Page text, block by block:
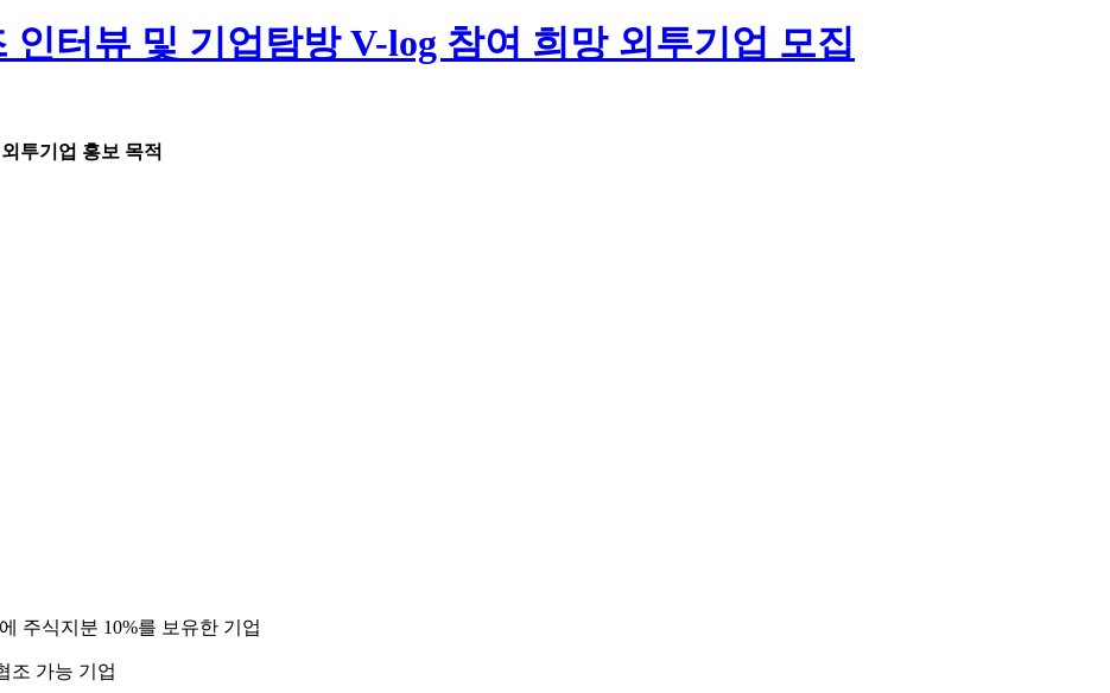
인터뷰 및 기업탐방 V-log 참여 희망 외투기업 모집
투기업 홍보 목적
주식지분 10%를 보유한 기업
조 가능 기업